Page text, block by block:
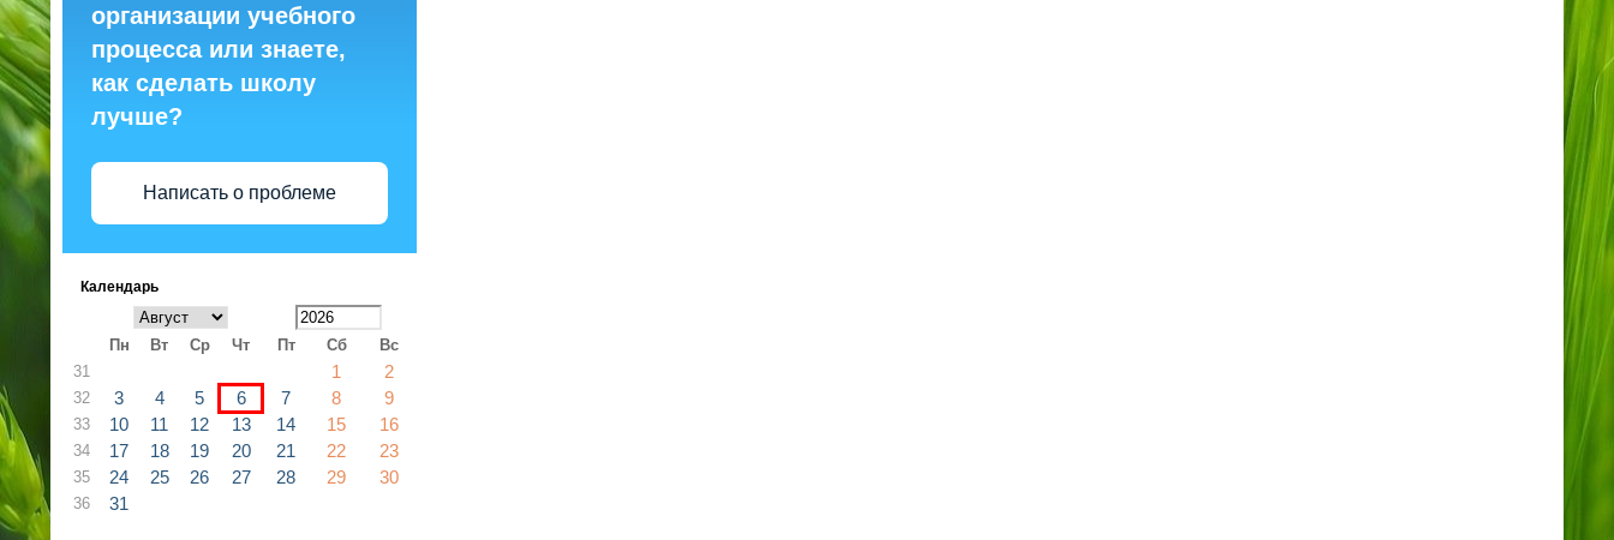
организации учебного
процесса или знаете,
как сделать школу
лучше?
Написать о проблеме
Календарь
Пн Вт Ср Чт Пт Сб
Вс
31
1 2
32 3 4 5 6 7 8 9
33 10 11 12 13 14 15 16
34 17 18 19 20 21 22 23
35 24 25 26 27 28 29 30
36 31